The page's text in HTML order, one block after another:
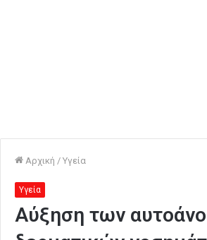
Αρχική / Υγεία
Υγεία
Aύξηση των